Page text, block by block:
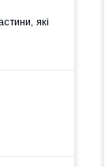
які